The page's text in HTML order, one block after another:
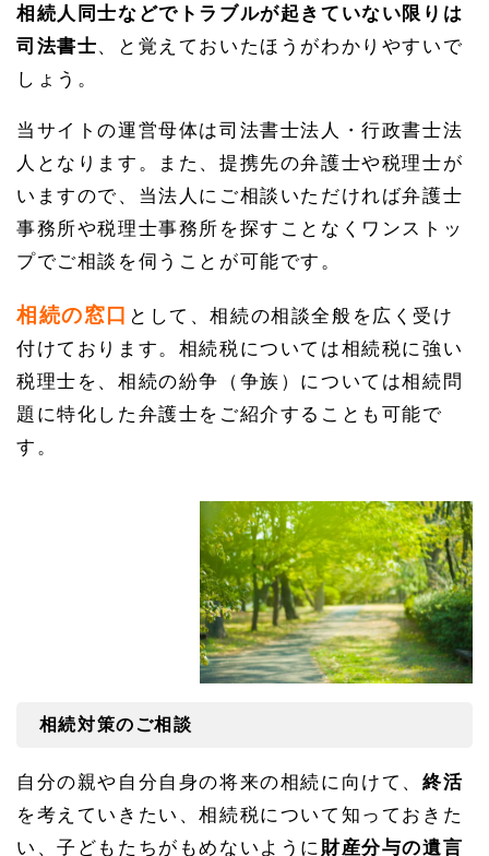
相続人同士などでトラブルが起きていない限りは
司法書士、と覚えておいたほうがわかりやすいで
しょう。
当サイトの運営母体は司法書士法人・行政書士法
人となります。また、提携先の弁護士や税理士が
いますので、当法人にご相談いただければ弁護士
事務所や税理士事務所を探すことなくワンストッ
プでご相談を伺うことが可能です。
相続の窓口 として、相続の相談全般を広く受け
付けております。相続税については相続税に強い
税理士を、相続の紛争（争族）については相続問
題に特化した弁護士をご紹介することも可能で
す。
相続対策のご相談
自分の親や自分自身の将来の相続に向けて、 終活
を考えていきたい、相続税について知っておきた
い、子どもたちがもめないように 財産分与の遺言